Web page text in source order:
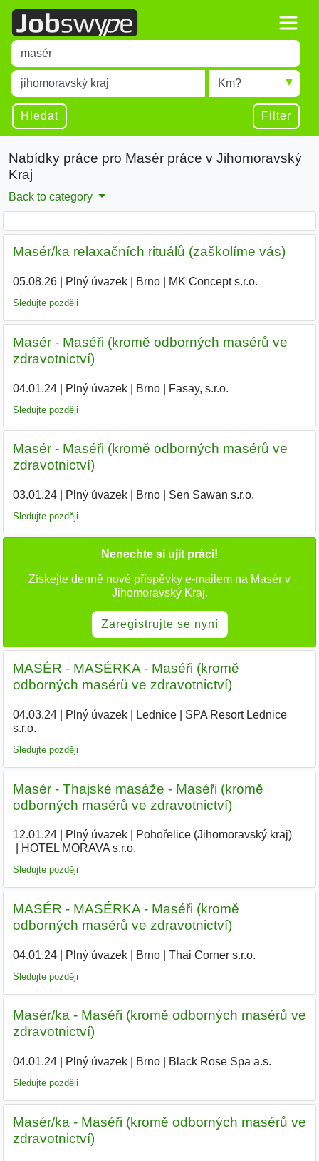
Title
Type 1 or more characters for results.
Místo
Type 1 or more characters for results.
Radius
Hledat Filter
Nabídky práce pro Masér práce v Jihomoravský
Kraj
Back to category
Masér/ka relaxačních rituálů (zaškolíme vás)
05.08.26| Plný úvazek| Brno| MK Concept s.r.o.
Sledujte později
Masér - Maséři (kromě odborných masérů ve
zdravotnictví)
04.01.24| Plný úvazek| Brno| Fasay, s.r.o.
Sledujte později
Masér - Maséři (kromě odborných masérů ve
zdravotnictví)
03.01.24| Plný úvazek| Brno| Sen Sawan s.r.o.
Sledujte později
Nenechte si ujít práci!
Získejte denně nové příspěvky e-mailem na Masér v
Jihomoravský Kraj.
Zaregistrujte se nyní
MASÉR - MASÉRKA - Maséři (kromě
odborných masérů ve zdravotnictví)
04.03.24| Plný úvazek| Lednice|
SPA Resort Lednice
s.r.o.
Sledujte později
Masér - Thajské masáže - Maséři (kromě
odborných masérů ve zdravotnictví)
12.01.24| Plný úvazek| Pohořelice (Jihomoravský kraj)|
HOTEL MORAVA s.r.o.
Sledujte později
MASÉR - MASÉRKA - Maséři (kromě
odborných masérů ve zdravotnictví)
04.01.24| Plný úvazek| Brno| Thai Corner s.r.o.
Sledujte později
Masér/ka - Maséři (kromě odborných masérů ve
zdravotnictví)
04.01.24| Plný úvazek| Brno| Black Rose Spa a.s.
Sledujte později
Masér/ka - Maséři (kromě odborných masérů ve
zdravotnictví)